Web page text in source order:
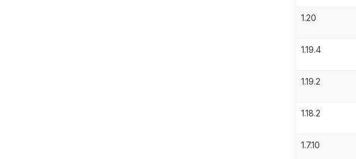
1.20
1.19.4
1.19.2
1.18.2
1.7.10